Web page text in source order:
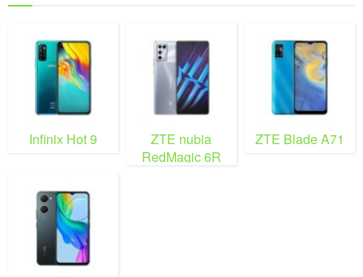
Infinix Hot 9
ZTE nubia
RedMagic 6R
ZTE Blade A71